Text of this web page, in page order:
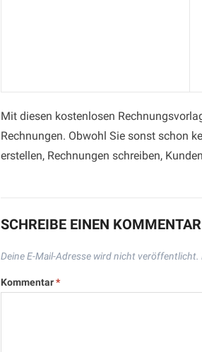
Mit diesen kostenlosen
Rechnungen. Obwohl Sie sonst schon
erstellen, Rechnungen schreiben,
SCHREIBE EINEN KOMMENTAR
Deine E-Mail-Adresse wird nicht veröffentlicht.
Kommentar*